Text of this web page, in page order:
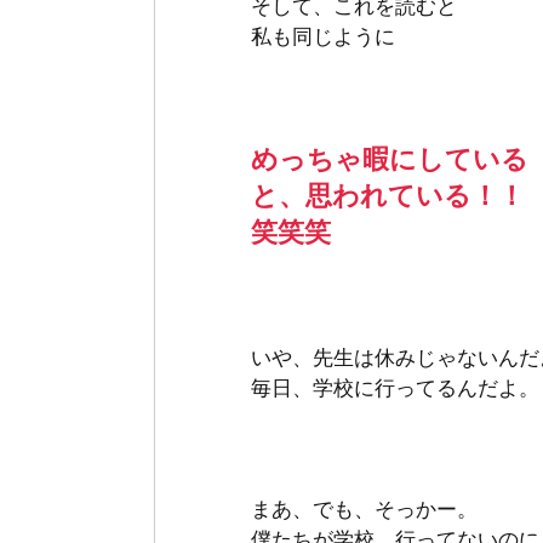
そして、これを読むと
私も同じように
めっちゃ暇にしている
と、思われている！！
笑笑笑
いや、先生は休みじゃないん
毎日、学校に行ってるんだよ。
まあ、でも、そっかー。